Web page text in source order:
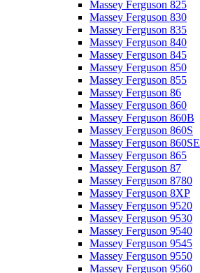
Massey Ferguson 825
Massey Ferguson 830
Massey Ferguson 835
Massey Ferguson 840
Massey Ferguson 845
Massey Ferguson 850
Massey Ferguson 855
Massey Ferguson 86
Massey Ferguson 860
Massey Ferguson 860B
Massey Ferguson 860S
Massey Ferguson 860SE
Massey Ferguson 865
Massey Ferguson 87
Massey Ferguson 8780
Massey Ferguson 8XP
Massey Ferguson 9520
Massey Ferguson 9530
Massey Ferguson 9540
Massey Ferguson 9545
Massey Ferguson 9550
Massey Ferguson 9560